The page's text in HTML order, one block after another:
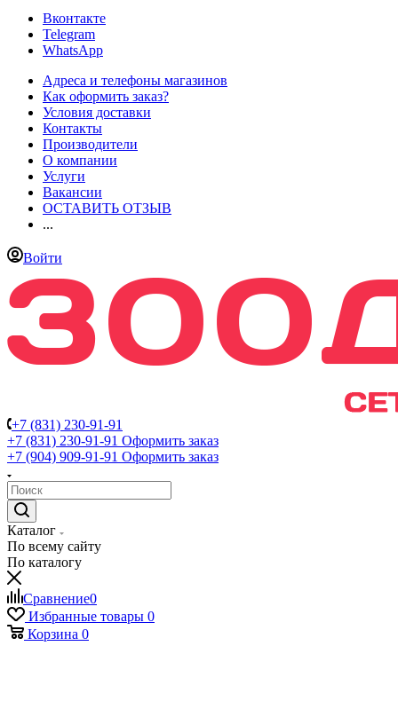
Вконтакте
Telegram
WhatsApp
Адреса и телефоны магазинов
Как оформить заказ?
Условия доставки
Контакты
Производители
О компании
Услуги
Вакансии
ОСТАВИТЬ ОТЗЫВ
...
Войти
+7 (831) 230-91-91
+7 (831) 230-91-91 Оформить заказ
+7 (904) 909-91-91 Оформить заказ
Каталог
По всему сайту
По каталогу
Сравнение0
Избранные товары 0
Корзина 0